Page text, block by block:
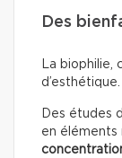
Des
La biophilie,
Des études
en éléments